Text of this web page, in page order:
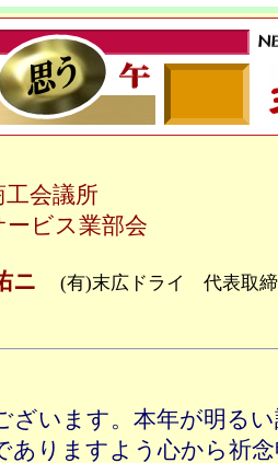
会議所
ビス業部会
ニ (有)末広ドライ 代表取
います。本年が明るい
ありますよう心から祈